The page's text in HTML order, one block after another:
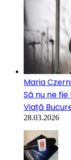
Maria
Să nu ne
Viață
28.03.2026